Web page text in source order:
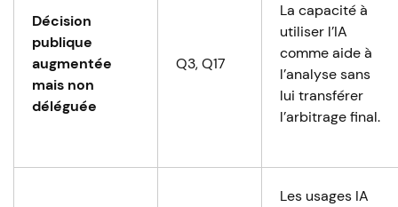
Décision
publique
augmentée
mais non
déléguée
Q3, Q17
La capacité à
utiliser l’IA
comme aide à
l’analyse sans
lui transférer
l’arbitrage final.
Les usages IA